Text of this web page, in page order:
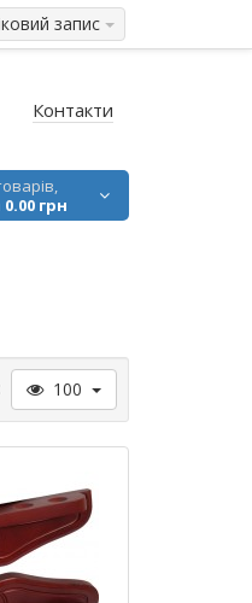
запис
Контакти
0.00 грн
100